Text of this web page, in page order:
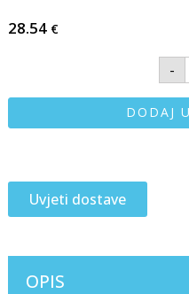
28.54 €
-
DODAJ
Uvjeti dostave
OPIS